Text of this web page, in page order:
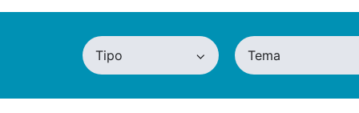
Tipo Tema